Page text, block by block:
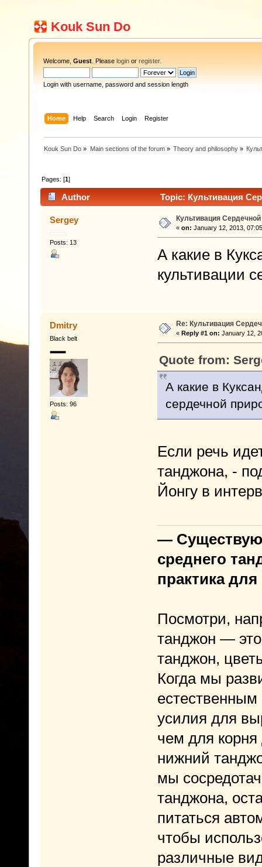
Kouk Sun Do
Welcome, Guest . Please login or register.
Login with username, password and session length
Home Help Search Login Register
Kouk Sun Do » Main sections of the forum» Theory and philosophy»
Pages: [1]
Author Topic: Культивация
Sergey
Posts: 13
Культивация
« on: January 12, 2013,
А какие в
культивации
Dmitry
Black belt
Posts: 96
Re: Культивация
« Reply #1 on: January 12,
Quote from:
А какие в
сердечной
Если речь
танджона, -
Йонгу в
—
среднего
практика
Посмотри,
танджон —
танджон,
Когда мы
усилия для
чем для
нижний
мы
танджона,
питаться
чтобы
различные